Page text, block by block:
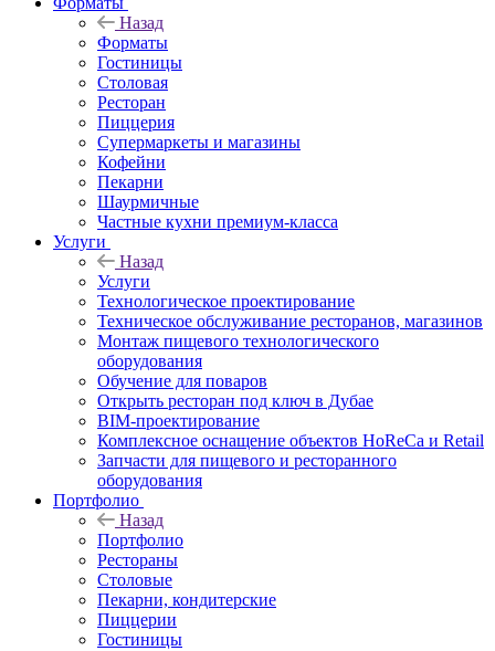
Назад
Форматы
Гостиницы
Столовая
Ресторан
Пиццерия
Супермаркеты и магазины
Кофейни
Пекарни
Шаурмичные
Частные кухни премиум-класса
Услуги
Назад
Услуги
Технологическое проектирование
Техническое обслуживание ресторанов, магазинов
Монтаж пищевого технологического
оборудования
Обучение для поваров
Открыть ресторан под ключ в Дубае
BIM-проектирование
Комплексное оснащение объектов HoReCa и Retail
Запчасти для пищевого и ресторанного
оборудования
Портфолио
Назад
Портфолио
Рестораны
Столовые
Пекарни, кондитерские
Пиццерии
Гостиницы